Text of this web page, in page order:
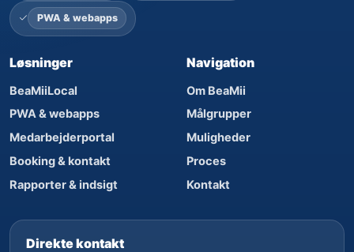
PWA & webapps
Løsninger
BeaMiiLocal
PWA & webapps
Medarbejderportal
Booking & kontakt
Rapporter & indsigt
Navigation
Om BeaMii
Målgrupper
Muligheder
Proces
Kontakt
Direkte kontakt